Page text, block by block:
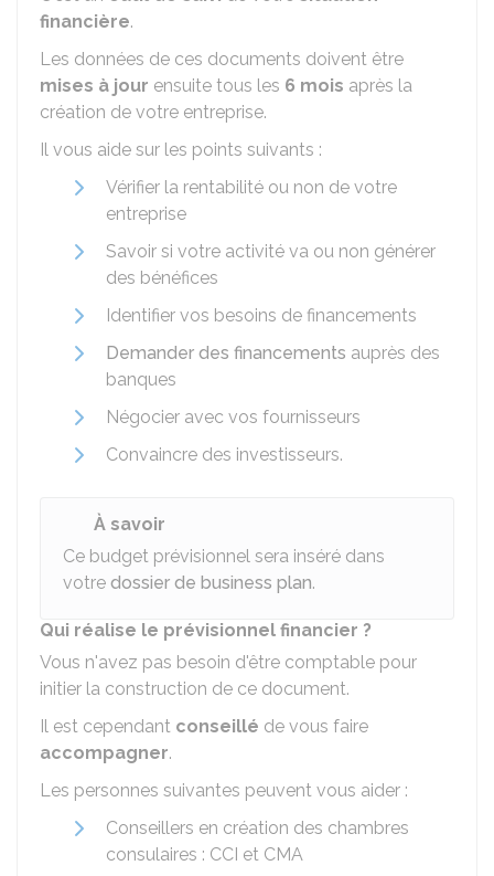
financière.
Les données de ces documents doivent être
mises à jour ensuite tous les 6 mois après la
création de votre entreprise.
Il vous aide sur les points suivants :
Vérifier la rentabilité ou non de votre
entreprise
Savoir si votre activité va ou non générer
des bénéfices
Identifier vos besoins de financements
Demander des financements auprès des
banques
Négocier avec vos fournisseurs
Convaincre des investisseurs.
À savoir
Ce budget prévisionnel sera inséré dans
votre dossier de business plan.
Qui réalise le prévisionnel financier ?
Vous n'avez pas besoin d'être comptable pour
initier la construction de ce document.
Il est cependant conseillé de vous faire
accompagner.
Les personnes suivantes peuvent vous aider :
Conseillers en création des chambres
consulaires : CCI et CMA